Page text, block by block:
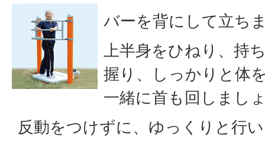
バーを背にして立ち
上半身をひねり、持
握り、しっかりと体
一緒に首も回しまし
反動をつけずに、ゆっくりと行